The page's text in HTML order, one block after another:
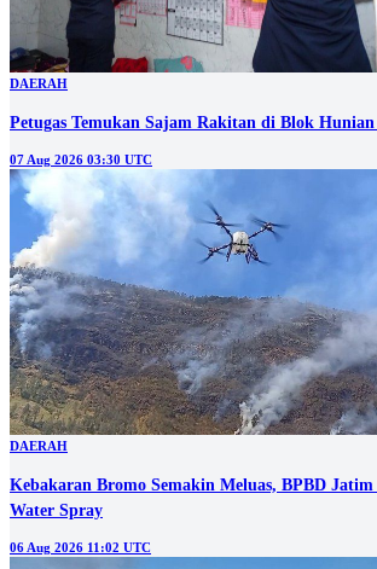
DAERAH
Petugas Temukan Sajam Rakitan di Blok
07 Aug 2026 03:30 UTC
DAERAH
Kebakaran Bromo Semakin Meluas, BPBD
Water Spray
06 Aug 2026 11:02 UTC